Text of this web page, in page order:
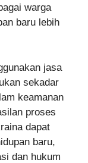
warga
baru lebih
jasa
sekadar
keamanan
proses
dapat
baru,
dan hukum